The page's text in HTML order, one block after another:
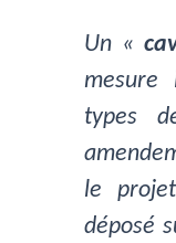
Un «
mesure
types
le
déposé